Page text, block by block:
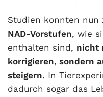
Studien konnten nun
NAD-Vorstufen, wie
enthalten sind, nicht
korrigieren, sondern
steigern. In
dadurch sogar das